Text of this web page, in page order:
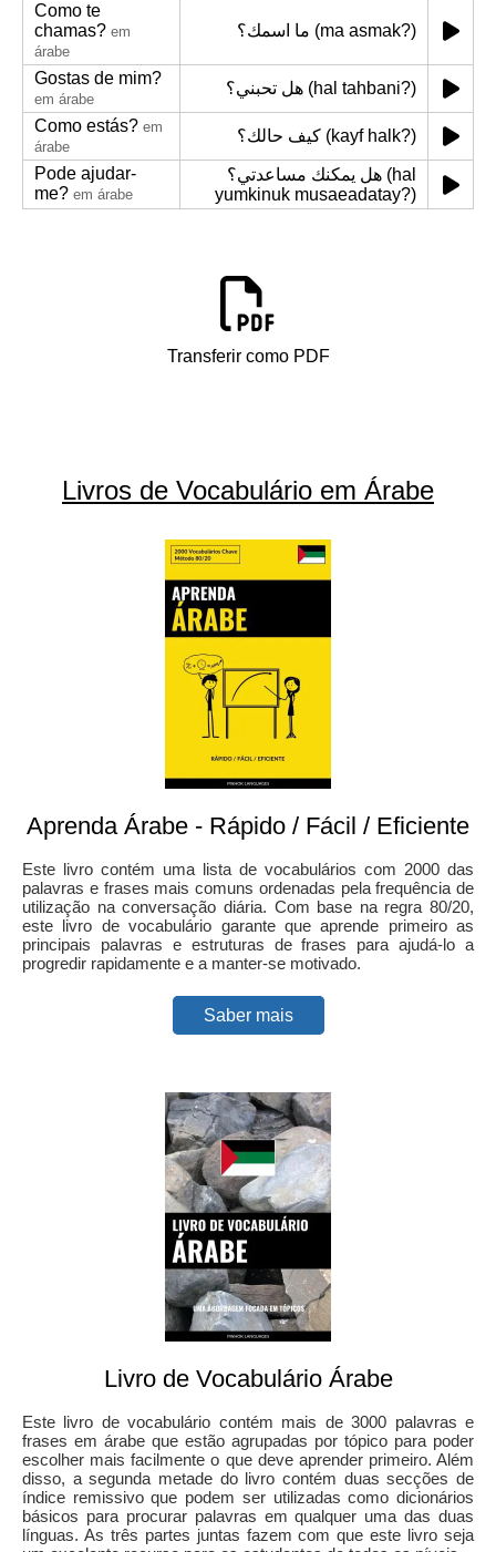
Como te
chamas? em
árabe
ما اسمك؟ (ma asmak?)
Gostas de mim?
em árabe
هل تحبني؟ (hal tahbani?)
Como estás? em
árabe
كيف حالك؟ (kayf halk?)
Pode ajudar-
me? em árabe
هل يمكنك مساعدتي؟ (hal
yumkinuk musaeadatay?)
Transferir como PDF
Livros de Vocabulário em Árabe
Aprenda Árabe - Rápido / Fácil / Eficiente
Este livro contém uma lista de vocabulários com 2000 das
palavras e frases mais comuns ordenadas pela frequência de
utilização na conversação diária. Com base na regra 80/20,
este livro de vocabulário garante que aprende primeiro as
principais palavras e estruturas de frases para ajudá-lo a
progredir rapidamente e a manter-se motivado.
Saber mais
Livro de Vocabulário Árabe
Este livro de vocabulário contém mais de 3000 palavras e
frases em árabe que estão agrupadas por tópico para poder
escolher mais facilmente o que deve aprender primeiro. Além
disso, a segunda metade do livro contém duas secções de
índice remissivo que podem ser utilizadas como dicionários
básicos para procurar palavras em qualquer uma das duas
línguas. As três partes juntas fazem com que este livro seja